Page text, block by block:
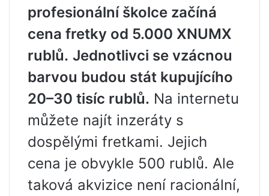
profesionální školce začíná
cena fretky od 5.000 XNUMX
rublů. Jednotlivci se vzácnou
barvou budou stát kupujícího
20–30 tisíc rublů. Na internetu
můžete najít inzeráty s
dospělými fretkami. Jejich
cena je obvykle 500 rublů. Ale
taková akvizice není racionální,